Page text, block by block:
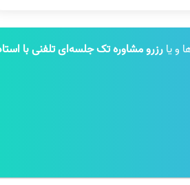
و یارزرو مشاوره تک جلسه‌ای تلفنی با